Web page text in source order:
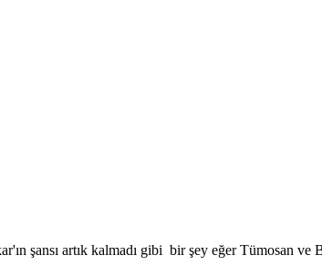
şansı artık kalmadı gibi bir şey eğer Tümosan